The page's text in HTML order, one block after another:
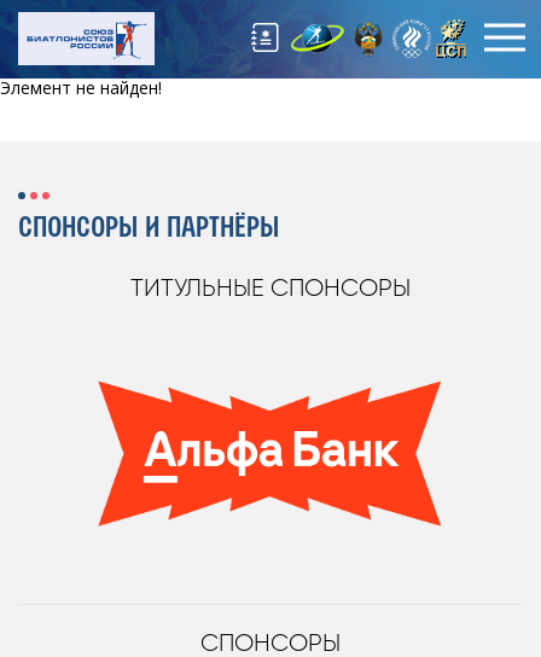
Элемент не найден!
СПОНСОРЫ И ПАРТНЁРЫ
ТИТУЛЬНЫЕ СПОНСОРЫ
СПОНСОРЫ